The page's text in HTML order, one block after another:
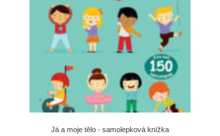
Já a moje tělo - samolepková knížka